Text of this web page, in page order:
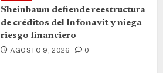
Sheinbaum defiende reestructura
de créditos del Infonavit y niega
riesgo financiero
AGOSTO 9, 2026 0